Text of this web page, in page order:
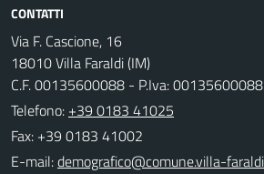
CONTATTI
Via F. Cascione, 16
18010 Villa Faraldi (IM)
C.F. 00135600088 - P.Iva: 00135600088
Telefono: +39 0183 41025
Fax: +39 0183 41002
E-mail: